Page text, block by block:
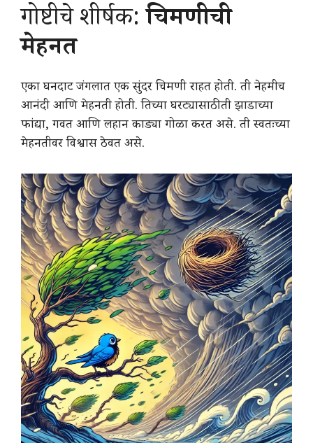
गोष्टीचे शीर्षक:चिमणीची
मेहनत
एका घनदाट जंगलात एक सुंदर चिमणी राहत होती. ती नेहमीच
आनंदी आणि मेहनती होती. तिच्या घरट्यासाठी ती झाडाच्या
फांद्या, गवत आणि लहान काड्या गोळा करत असे. ती स्वतःच्या
मेहनतीवर विश्वास ठेवत असे.